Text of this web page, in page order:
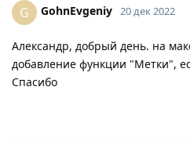
G GohnEvgeniy 20 дек 2022
Александр, добрый день. на
добавление функции "Метки",
Спасибо